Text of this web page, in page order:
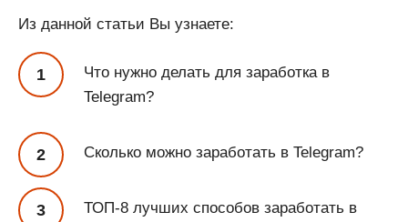
Из данной статьи Вы узнаете:
Что нужно делать для заработка в
Telegram?
Сколько можно заработать в Telegram?
ТОП-8 лучших способов заработать в